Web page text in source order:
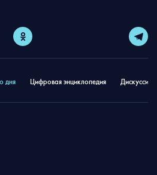
дня Цифровая энциклопедия